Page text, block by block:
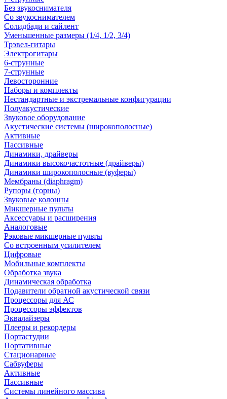
Без звукоснимателя
Со звукоснимателем
Солидбади и сайлент
Уменьшенные размеры (1/4, 1/2, 3/4)
Трэвел-гитары
Электрогитары
6-струнные
7-струнные
Левосторонние
Наборы и комплекты
Нестандартные и экстремальные конфигурации
Полуакустические
Звуковое оборудование
Акустические системы (широкополосные)
Активные
Пассивные
Динамики, драйверы
Динамики высокочастотные (драйверы)
Динамики широкополосные (вуферы)
Мембраны (diaphragm)
Рупоры (горны)
Звуковые колонны
Микшерные пульты
Аксессуары и расширения
Аналоговые
Рэковые микшерные пульты
Со встроенным усилителем
Цифровые
Мобильные комплекты
Обработка звука
Динамическая обработка
Подавители обратной акустической связи
Процессоры для АС
Процессоры эффектов
Эквалайзеры
Плееры и рекордеры
Портастудии
Портативные
Стационарные
Сабвуферы
Активные
Пассивные
Системы линейного массива